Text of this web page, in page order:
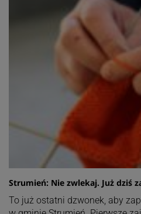
Strumień: Nie zwlekaj. Już dziś
To już ostatni dzwonek, aby